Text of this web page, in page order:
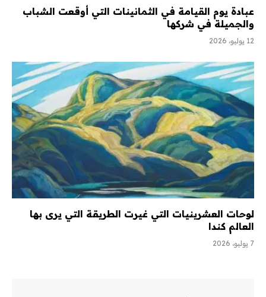
عبادة يوم القيامة في الثمانينات التي أوقعت الشباب
والجميلة في شركها
12 يوليو، 2026
لوحات العشرينيات التي غيرت الطريقة التي يرى بها
العالم كندا
7 يوليو، 2026